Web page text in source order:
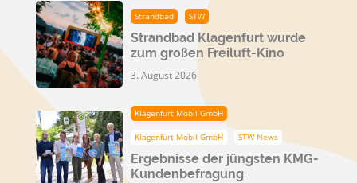
Strandbad STW
Strandbad Klagenfurt wurde
zum großen Freiluft-Kino
3. August 2026
Klagenfurt Mobil GmbH
Klagenfurt Mobil GmbH STW News
Ergebnisse der jüngsten KMG-
Kundenbefragung